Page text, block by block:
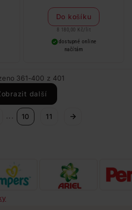
Do košíku
8 180,00 Kč/ lit
dostupné online
načítám
361-400 z 401
další
... 10 11